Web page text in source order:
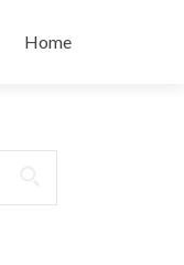
텐
Home